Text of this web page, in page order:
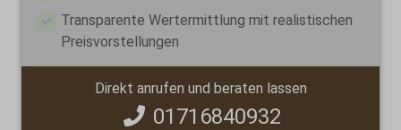
Transparente Wertermittlung mit realistischen
Preisvorstellungen
Direkt anrufen und beraten lassen
01716840932